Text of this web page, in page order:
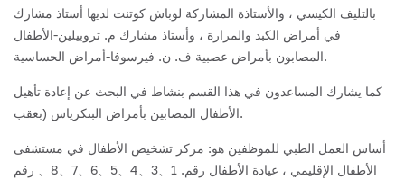
بالتليف الكيسي ، والأستاذة المشاركة لوباش كوتنت لديها أستاذ مشارك
في أمراض الكبد والمرارة ، وأستاذ مشارك م. تروبيلين-الأطفال
المصابون بأمراض عصبية ف. ن. فيرسوفا-أمراض الحساسية.
كما يشارك المساعدون في هذا القسم بنشاط في البحث عن إعادة تأهيل
الأطفال المصابين بأمراض البنكرياس (بعقب.
أساس العمل الطبي للموظفين هو: مركز تشخيص الأطفال في مستشفى
الأطفال الإقليمي ، عيادة الأطفال رقم. 1、3、4、5、6、7、8、 رقم